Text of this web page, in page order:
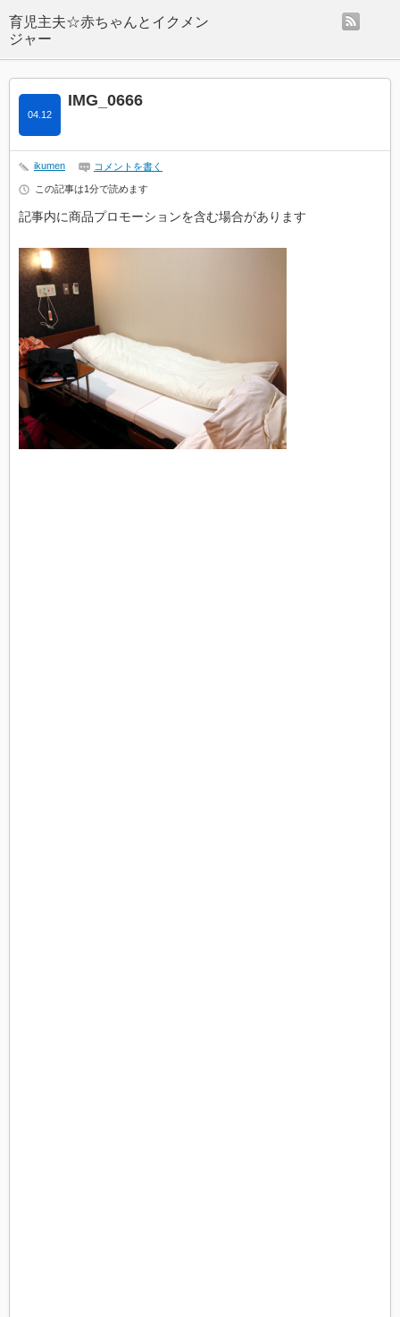
IMG_0666
04.12
ikumen コメントを書く
この記事は1分で読めます
記事内に商品プロモーションを含む場合があります